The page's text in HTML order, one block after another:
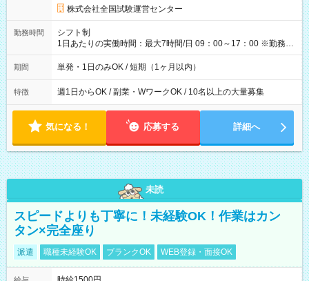
円の場合あり ・国家試験 7:00～13:30（休憩なし） 時給1,300
円（役割手当＋100円）×6時間＝日収8,400円＋交通費 【試用期
間】試用期間なし
株式会社全国試験運営センター
勤務時間
シフト制
1日あたりの実働時間：最大7時間/日 09：00～17：00 ※勤務時
間は 試験により異なります。
期間 単発・1日のみOK / 短期（1ヶ月以内）
特徴 週1日からOK / 副業・WワークOK / 10名以上の大量募集
気になる！ 応募する 詳細へ
未読
スピードよりも丁寧に！未経験OK！作業はカン
タン×完全座り
派遣 職種未経験OK ブランクOK WEB登録・面接OK